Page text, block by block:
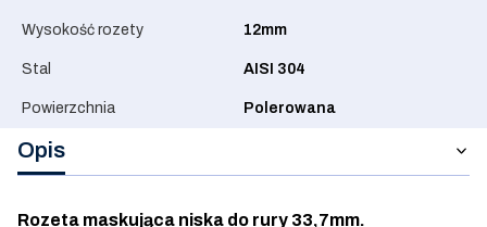
Wysokość rozety 12mm
Stal AISI 304
Powierzchnia Polerowana
Opis
Rozeta maskująca niska do rury 33,7mm.